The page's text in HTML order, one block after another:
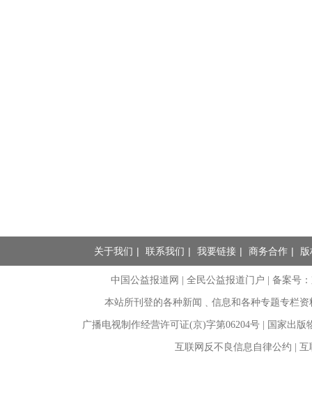
关于我们 | 联系我们 | 我要链接 | 商务合作 |
中国公益报道网 | 全民公益报道门户 |备案号
本站所刊登的各种新闻﹑信息和各种专题专栏
广播电视制作经营许可证(京)字第06204号 | 国家出
互联网反不良信息自律公约 |